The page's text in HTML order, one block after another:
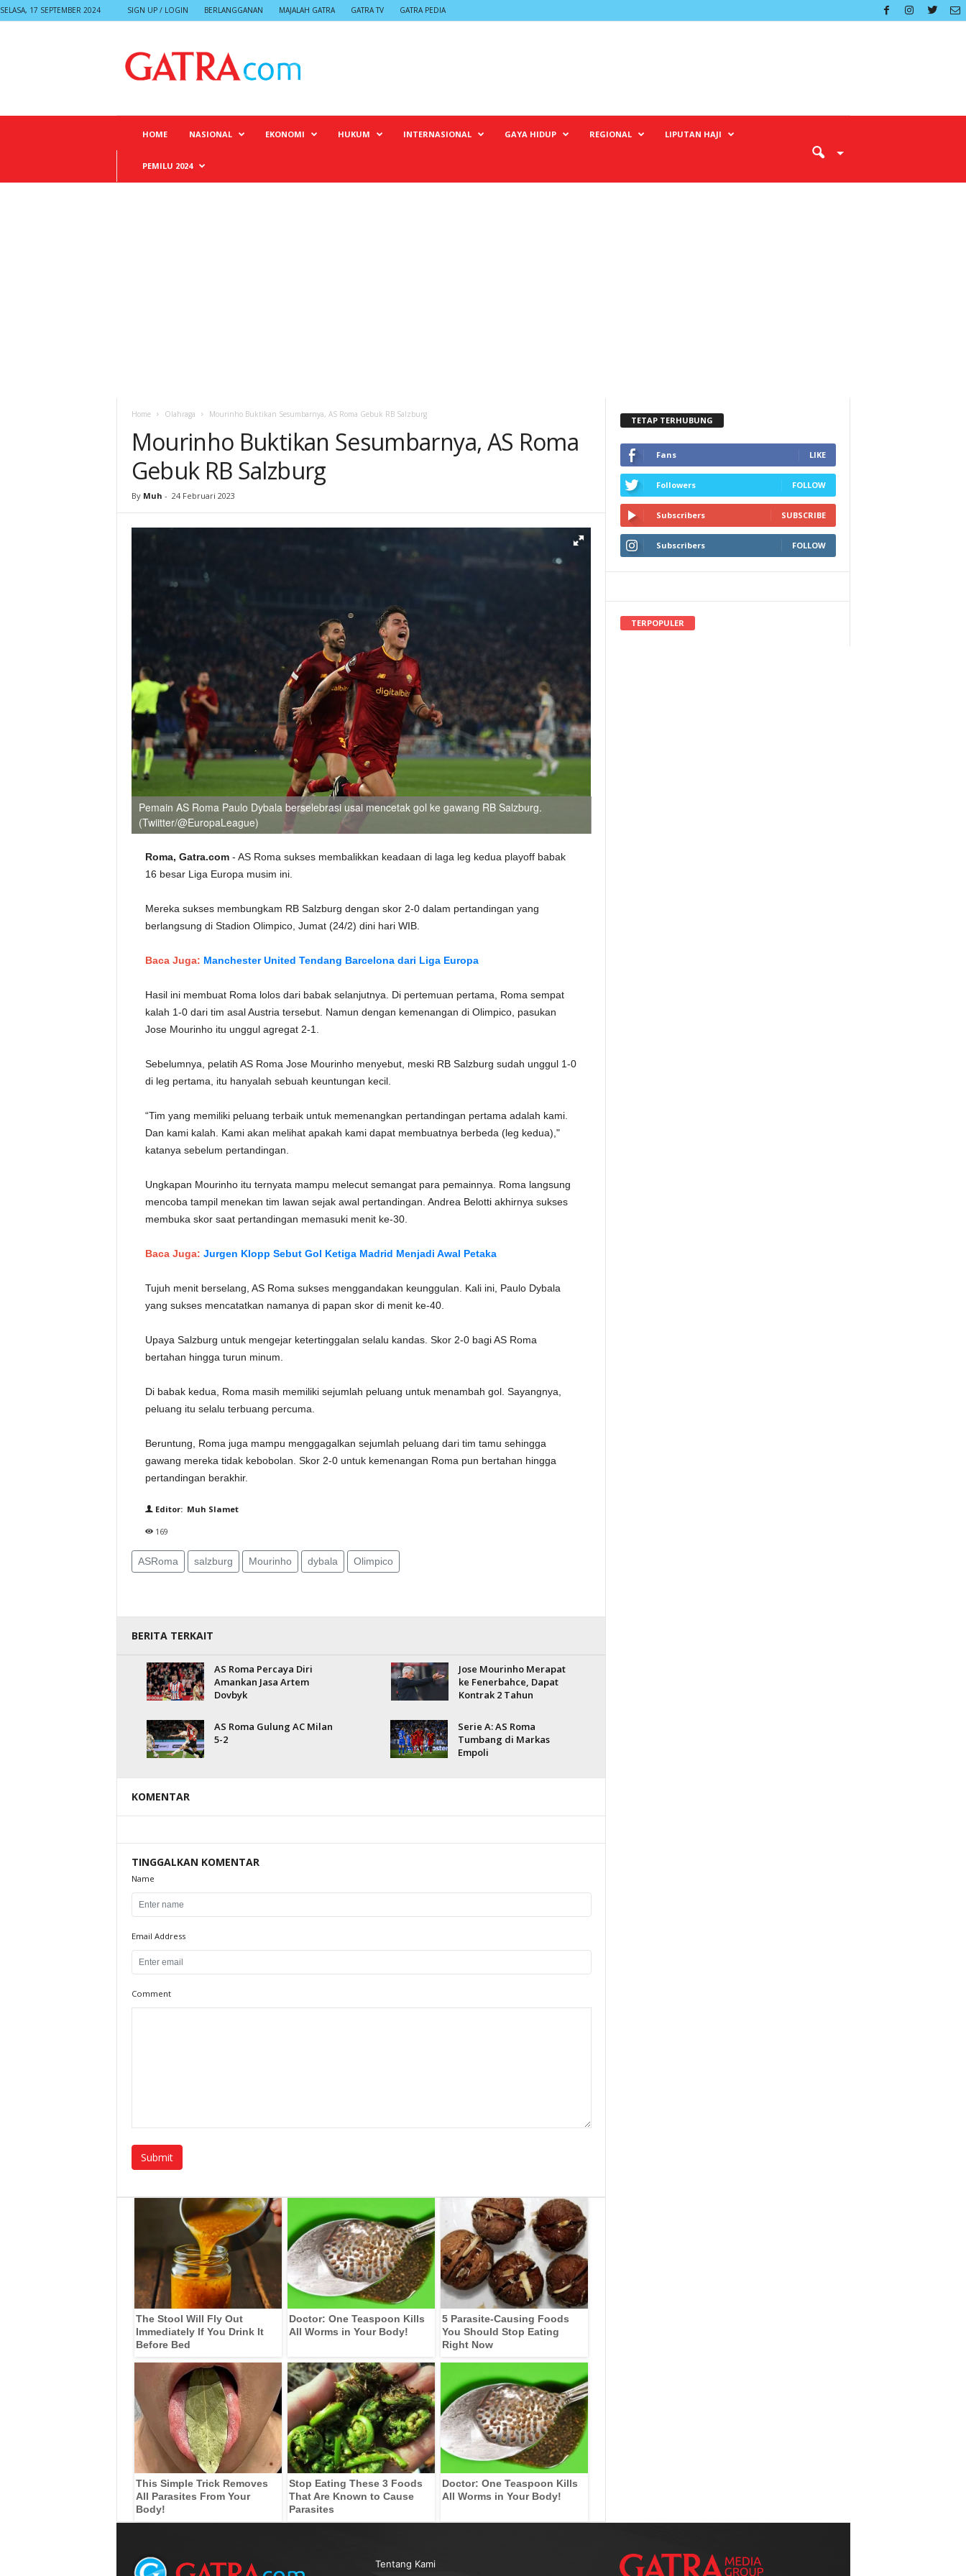
SELASA, 17 SEPTEMBER 2024 SIGN UP / LOGIN BERLANGGANAN MAJALAH GATRA GATRA TV GATRA PEDIA
HOME NASIONAL EKONOMI HUKUM INTERNASIONAL GAYA HIDUP REGIONAL LIPUTAN HAJI
PEMILU 2024
Home Olahraga Mourinho Buktikan Sesumbarnya, AS Roma Gebuk RB Salzburg
Mourinho Buktikan Sesumbarnya, AS Roma
Gebuk RB Salzburg
By Muh - 24 Februari 2023
Pemain AS Roma Paulo Dybala berselebrasi usai mencetak gol ke gawang RB Salzburg.
(Twiitter/@EuropaLeague)
Roma, Gatra.com - AS Roma sukses membalikkan keadaan di laga leg kedua playoff babak
16 besar Liga Europa musim ini.
Mereka sukses membungkam RB Salzburg dengan skor 2-0 dalam pertandingan yang
berlangsung di Stadion Olimpico, Jumat (24/2) dini hari WIB.
Baca Juga: Manchester United Tendang Barcelona dari Liga Europa
Hasil ini membuat Roma lolos dari babak selanjutnya. Di pertemuan pertama, Roma sempat
kalah 1-0 dari tim asal Austria tersebut. Namun dengan kemenangan di Olimpico, pasukan
Jose Mourinho itu unggul agregat 2-1.
Sebelumnya, pelatih AS Roma Jose Mourinho menyebut, meski RB Salzburg sudah unggul 1-0
di leg pertama, itu hanyalah sebuah keuntungan kecil.
“Tim yang memiliki peluang terbaik untuk memenangkan pertandingan pertama adalah kami.
Dan kami kalah. Kami akan melihat apakah kami dapat membuatnya berbeda (leg kedua),"
katanya sebelum pertandingan.
Ungkapan Mourinho itu ternyata mampu melecut semangat para pemainnya. Roma langsung
mencoba tampil menekan tim lawan sejak awal pertandingan. Andrea Belotti akhirnya sukses
membuka skor saat pertandingan memasuki menit ke-30.
Baca Juga: Jurgen Klopp Sebut Gol Ketiga Madrid Menjadi Awal Petaka
Tujuh menit berselang, AS Roma sukses menggandakan keunggulan. Kali ini, Paulo Dybala
yang sukses mencatatkan namanya di papan skor di menit ke-40.
Upaya Salzburg untuk mengejar ketertinggalan selalu kandas. Skor 2-0 bagi AS Roma
bertahan hingga turun minum.
Di babak kedua, Roma masih memiliki sejumlah peluang untuk menambah gol. Sayangnya,
peluang itu selalu terbuang percuma.
Beruntung, Roma juga mampu menggagalkan sejumlah peluang dari tim tamu sehingga
gawang mereka tidak kebobolan. Skor 2-0 untuk kemenangan Roma pun bertahan hingga
pertandingan berakhir.
Editor: Muh Slamet
169
ASRoma salzburg Mourinho dybala Olimpico
BERITA TERKAIT
AS Roma Percaya Diri
Amankan Jasa Artem
Dovbyk
Jose Mourinho Merapat
ke Fenerbahce, Dapat
Kontrak 2 Tahun
AS Roma Gulung AC Milan
5-2
Serie A: AS Roma
Tumbang di Markas
Empoli
KOMENTAR
TINGGALKAN KOMENTAR
Name
Email Address
Comment
The Stool Will Fly Out
Immediately If You Drink It
Before Bed
Doctor: One Teaspoon Kills
All Worms in Your Body!
5 Parasite-Causing Foods
You Should Stop Eating
Right Now
This Simple Trick Removes
All Parasites From Your
Body!
Stop Eating These 3 Foods
That Are Known to Cause
Parasites
Doctor: One Teaspoon Kills
All Worms in Your Body!
TETAP TERHUBUNG
Fans LIKE
Followers FOLLOW
Subscribers SUBSCRIBE
Subscribers FOLLOW
Tentang Kami